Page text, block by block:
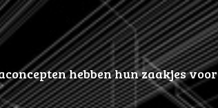
hebben hun zaakjes